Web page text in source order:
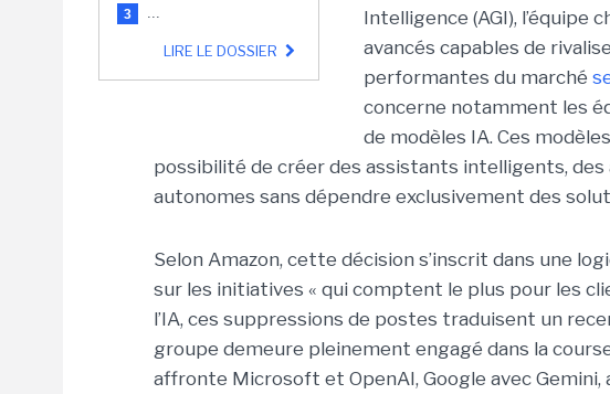
3 ...
LIRE LE DOSSIER
Intelligence (AGI), l’équipe
avancés capables de
performantes du marché
concerne notamment les
de modèles IA. Ces
possibilité de créer des assistants intelligents,
autonomes sans dépendre exclusivement des
Selon Amazon, cette décision s’inscrit dans une
sur les initiatives « qui comptent le plus pour les
l’IA, ces suppressions de postes traduisent un
groupe demeure pleinement engagé dans la
affronte Microsoft et OpenAI, Google avec Gemini,